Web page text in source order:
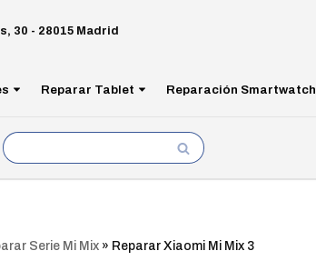
30 - 28015 Madrid
Reparar Tablet Reparación Smartwatch
Serie Mi Mix » Reparar Xiaomi Mi Mix 3